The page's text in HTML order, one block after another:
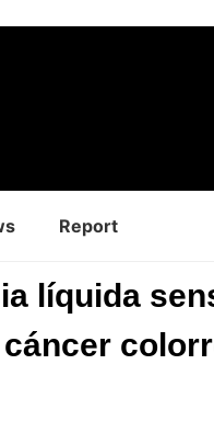
Report
líquida
cáncer